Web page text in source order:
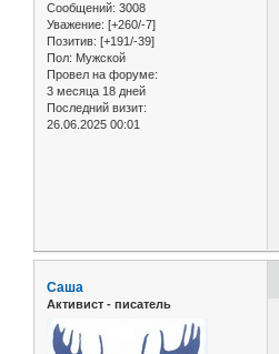
Сообщений: 3008
Уважение: [+260/-7]
Позитив: [+191/-39]
Пол: Мужской
Провел на форуме:
3 месяца 18 дней
Последний визит:
26.06.2025 00:01
Саша
Активист - писатель